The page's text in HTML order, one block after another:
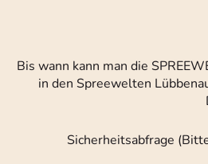
Bis wann kann man die
in den Spreewelten
Sicherheitsabfrage